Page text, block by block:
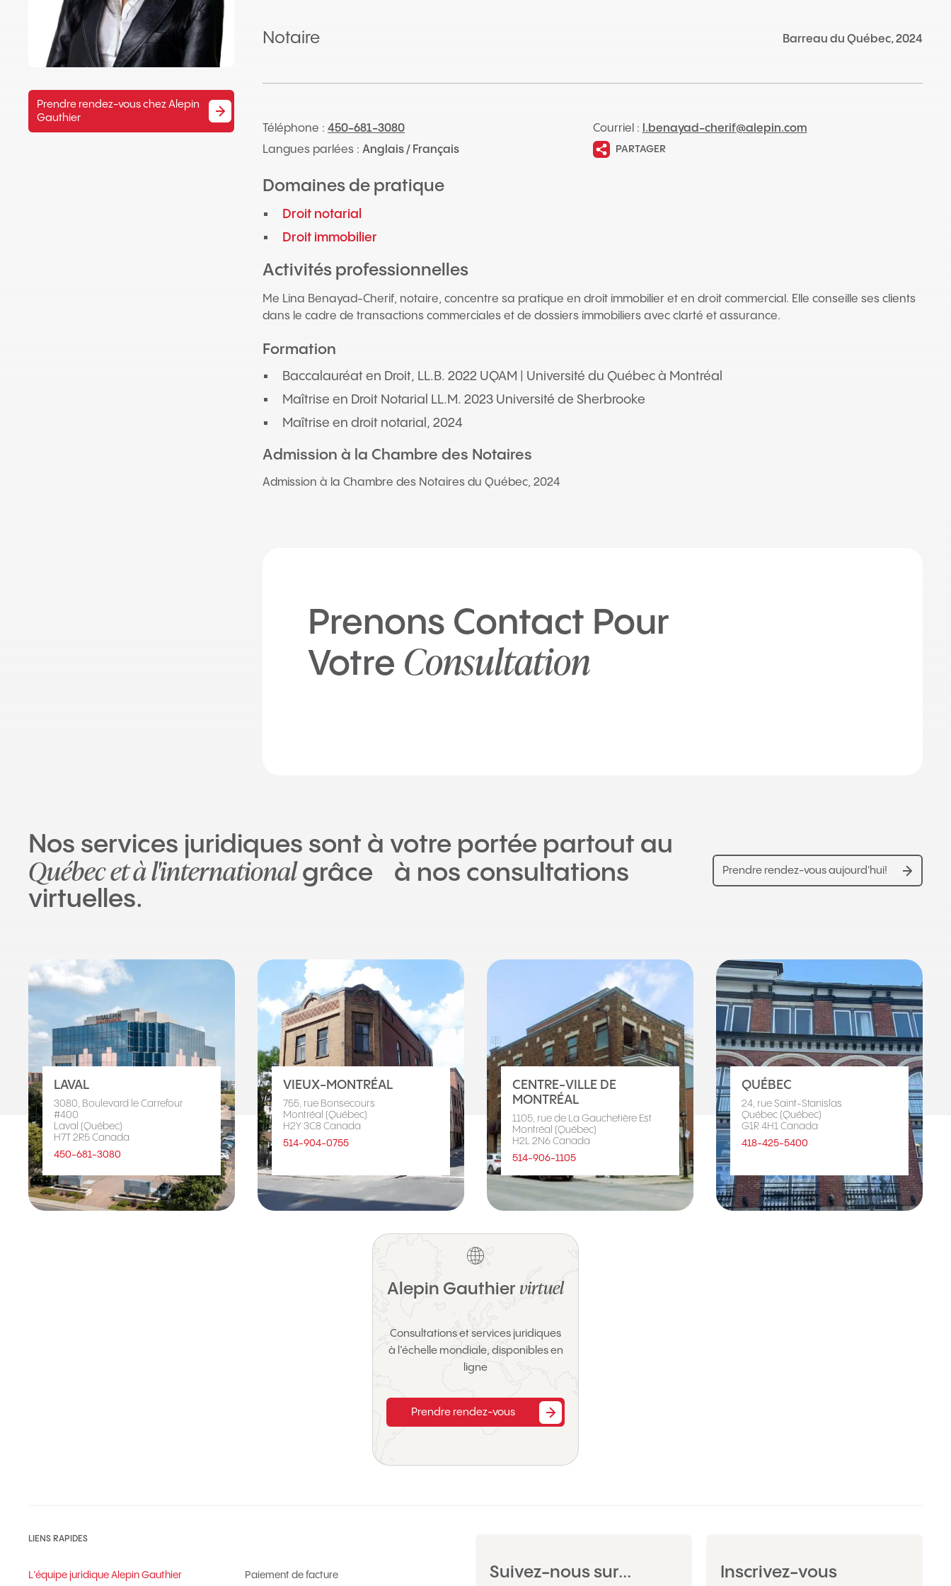
Prendre rendez-vous chez Alepin
Gauthier
Notaire Barreau du Québec, 2024
Téléphone : 450-681-3080 Courriel : l.benayad-cherif@alepin.com
Langues parlées : Anglais / Français PARTAGER
Domaines de pratique
Droit notarial
Droit immobilier
Activités professionnelles
Me Lina Benayad-Cherif, notaire, concentre sa pratique en droit immobilier et en droit commercial. Elle conseille ses clients
dans le cadre de transactions commerciales et de dossiers immobiliers avec clarté et assurance.
Formation
Baccalauréat en Droit, LL.B. 2022 UQAM | Université du Québec à Montréal
Maîtrise en Droit Notarial LL.M. 2023 Université de Sherbrooke
Maîtrise en droit notarial, 2024
Admission à la Chambre des Notaires
Admission à la Chambre des Notaires du Québec, 2024
Prenons Contact Pour
Votre Consultation
Nos services juridiques sont à votre portée partout au
Québec et à l'internationalgrâce à nos consultations
virtuelles.
Prendre rendez-vous aujourd'hui!
LAVAL
3080, Boulevard le Carrefour
#400
Laval (Québec)
H7T 2R5 Canada
450-681-3080
VIEUX-MONTRÉAL
755, rue Bonsecours
Montréal (Québec)
H2Y 3C8 Canada
514-904-0755
CENTRE-VILLE DE
MONTRÉAL
1105, rue de La Gauchetière Est
Montréal (Québec)
H2L 2N6 Canada
514-906-1105
QUÉBEC
24, rue Saint-Stanislas
Québec (Québec)
G1R 4H1 Canada
418-425-5400
Alepin Gauthier virtuel
Consultations et services juridiques
à l’échelle mondiale, disponibles en
ligne
Prendre rendez-vous
LIENS RAPIDES
L’équipe juridique Alepin Gauthier Paiement de facture Suivez-nous sur... Inscrivez-vous